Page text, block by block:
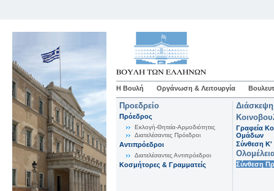
Η Βουλή Οργάνωση & Λειτουργία
Προεδρείο
Πρόεδρος
Εκλογή-Θητεία-Αρμοδιότητες
Διατελέσαντες Πρόεδροι
Αντιπρόεδροι
Διατελέσαντες Αντιπρόεδροι
Κοσμήτορες & Γραμματείς
Γραφεία
Ομάδων
Σύνθεση K'
Σύνθεση